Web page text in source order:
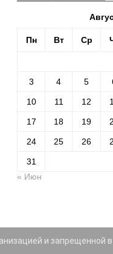
Пн Вт Ср
3 4 5
10 11 12
17 18 19
24 25 26
31
« Июн
и запрещенной в